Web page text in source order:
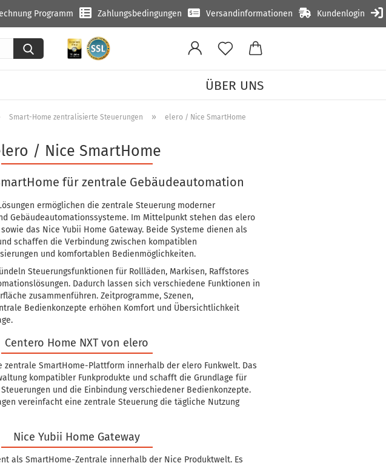
Kundenlogin
Versandinformationen
Zahlungsbedingungen
Programm
Suche...
ÜBER UNS
Smart-Home zentralisierte Steuerungen » elero / Nice SmartHome
/ Nice SmartHome
für zentrale Gebäudeautomation
ermöglichen die zentrale Steuerung moderner
Gebäudeautomationssysteme. Im Mittelpunkt stehen das elero
das Nice Yubii Home Gateway. Beide Systeme dienen als
schaffen die Verbindung zwischen kompatiblen
und komfortablen Bedienmöglichkeiten.
Steuerungsfunktionen für Rollläden, Markisen, Raffstores
Dadurch lassen sich verschiedene Funktionen in
zusammenführen. Zeitprogramme, Szenen,
Bedienkonzepte erhöhen Komfort und Übersichtlichkeit
Centero Home NXT von elero
zentrale SmartHome-Plattform innerhalb der elero Funkwelt. Das
kompatibler Funkprodukte und schafft die Grundlage für
und die Einbindung verschiedener Bedienkonzepte.
vereinfacht eine zentrale Steuerung die tägliche Nutzung
Nice Yubii Home Gateway
als SmartHome-Zentrale innerhalb der Nice Produktwelt. Es